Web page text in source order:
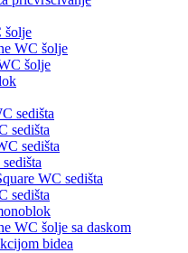
šolje
WC šolje
šolje
sedišta
sedišta
sedišta
WC sedišta
sedišta
WC šolje sa daskom
bidea